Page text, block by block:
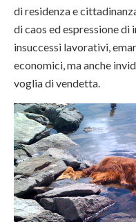
di residenza e
di caos ed espressione
insuccessi lavorativi,
economici, ma anche
voglia di vendetta.